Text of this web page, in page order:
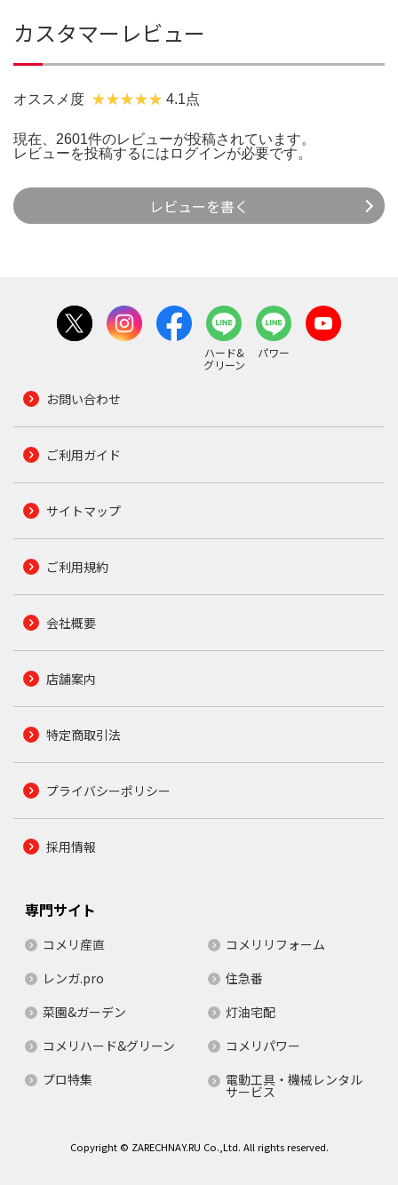
カスタマーレビュー
オススメ度 4.1点
現在、2601件のレビューが投稿されています。
レビューを投稿するには ログインが必要です。
レビューを書く
ハード&
グリーン
パワー
お問い合わせ
ご利用ガイド
サイトマップ
ご利用規約
会社概要
店舗案内
特定商取引法
プライバシーポリシー
採用情報
専門サイト
コメリ産直
コメリリフォーム
レンガ.pro
住急番
菜園&ガーデン
灯油宅配
コメリハード&グリーン
コメリパワー
プロ特集
電動工具・機械レンタル
サービス
Copyright © ZARECHNAY.RU Co.,Ltd. All rights reserved.